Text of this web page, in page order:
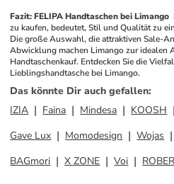
Fazit: FELIPA Handtaschen bei Limango
zu kaufen, bedeutet, Stil und Qualität zu
Die große Auswahl, die attraktiven Sale-
Abwicklung machen Limango zur idealen
Handtaschenkauf. Entdecken Sie die
Lieblingshandtasche bei Limango.
Das könnte Dir auch gefallen:
IZIA
Faina Mindesa KOOSH
Gave Lux
Momodesign Wojas
BAGmori
X ZONE Voi